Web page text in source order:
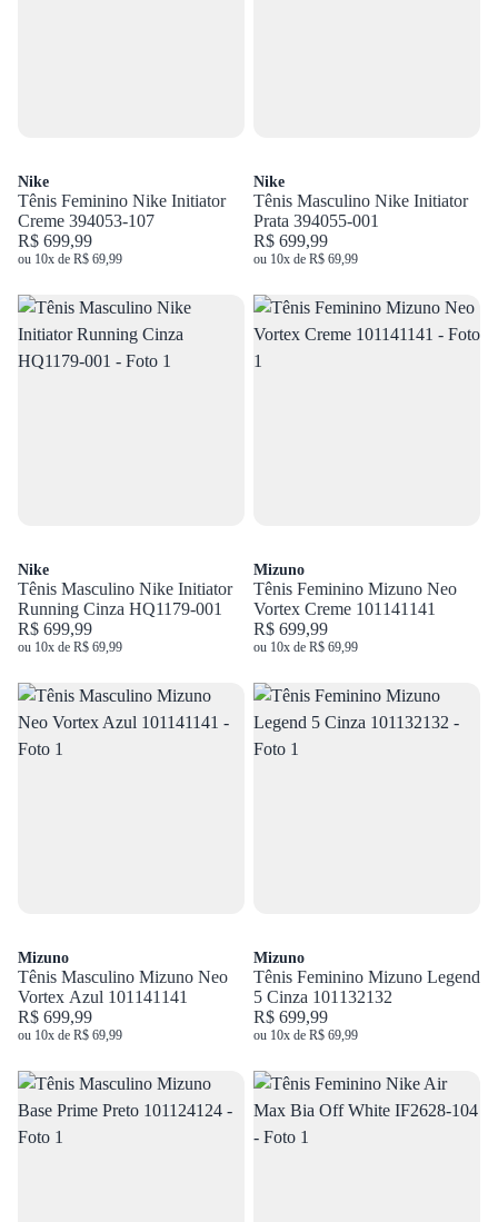
Nike
Tênis Feminino Nike Initiator
Creme 394053-107
R$ 699,99
ou 10x de R$ 69,99
Nike
Tênis Masculino Nike Initiator
Prata 394055-001
R$ 699,99
ou 10x de R$ 69,99
Nike
Tênis Masculino Nike Initiator
Running Cinza HQ1179-001
R$ 699,99
ou 10x de R$ 69,99
Mizuno
Tênis Feminino Mizuno Neo
Vortex Creme 101141141
R$ 699,99
ou 10x de R$ 69,99
Mizuno
Tênis Masculino Mizuno Neo
Vortex Azul 101141141
R$ 699,99
ou 10x de R$ 69,99
Mizuno
Tênis Feminino Mizuno Legend
5 Cinza 101132132
R$ 699,99
ou 10x de R$ 69,99